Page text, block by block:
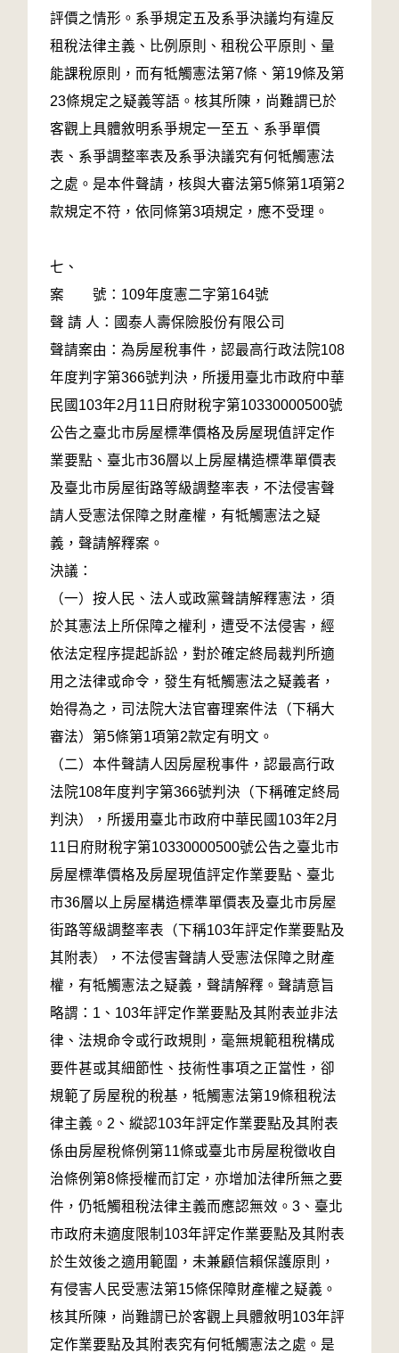
評價之情形。系爭規定五及系爭決議均有違反
租稅法律主義、比例原則、租稅公平原則、量
能課稅原則，而有牴觸憲法第7條、第19條及第
23條規定之疑義等語。核其所陳，尚難謂已於
客觀上具體敘明系爭規定一至五、系爭單價
表、系爭調整率表及系爭決議究有何牴觸憲法
之處。是本件聲請，核與大審法第5條第1項第2
款規定不符，依同條第3項規定，應不受理。
七、
案 號：109年度憲二字第164號
聲 請 人：國泰人壽保險股份有限公司
聲請案由：為房屋稅事件，認最高行政法院108
年度判字第366號判決，所援用臺北市政府中華
民國103年2月11日府財稅字第10330000500號
公告之臺北市房屋標準價格及房屋現值評定作
業要點、臺北市36層以上房屋構造標準單價表
及臺北市房屋街路等級調整率表，不法侵害聲
請人受憲法保障之財產權，有牴觸憲法之疑
義，聲請解釋案。
決議：
（一）按人民、法人或政黨聲請解釋憲法，須
於其憲法上所保障之權利，遭受不法侵害，經
依法定程序提起訴訟，對於確定終局裁判所適
用之法律或命令，發生有牴觸憲法之疑義者，
始得為之，司法院大法官審理案件法（下稱大
審法）第5條第1項第2款定有明文。
（二）本件聲請人因房屋稅事件，認最高行政
法院108年度判字第366號判決（下稱確定終局
判決），所援用臺北市政府中華民國103年2月
11日府財稅字第10330000500號公告之臺北市
房屋標準價格及房屋現值評定作業要點、臺北
市36層以上房屋構造標準單價表及臺北市房屋
街路等級調整率表（下稱103年評定作業要點及
其附表），不法侵害聲請人受憲法保障之財產
權，有牴觸憲法之疑義，聲請解釋。聲請意旨
略謂：1、103年評定作業要點及其附表並非法
律、法規命令或行政規則，毫無規範租稅構成
要件甚或其細節性、技術性事項之正當性，卻
規範了房屋稅的稅基，牴觸憲法第19條租稅法
律主義。2、縱認103年評定作業要點及其附表
係由房屋稅條例第11條或臺北市房屋稅徵收自
治條例第8條授權而訂定，亦增加法律所無之要
件，仍牴觸租稅法律主義而應認無效。3、臺北
市政府未適度限制103年評定作業要點及其附表
於生效後之適用範圍，未兼顧信賴保護原則，
有侵害人民受憲法第15條保障財產權之疑義。
核其所陳，尚難謂已於客觀上具體敘明103年評
定作業要點及其附表究有何牴觸憲法之處。是